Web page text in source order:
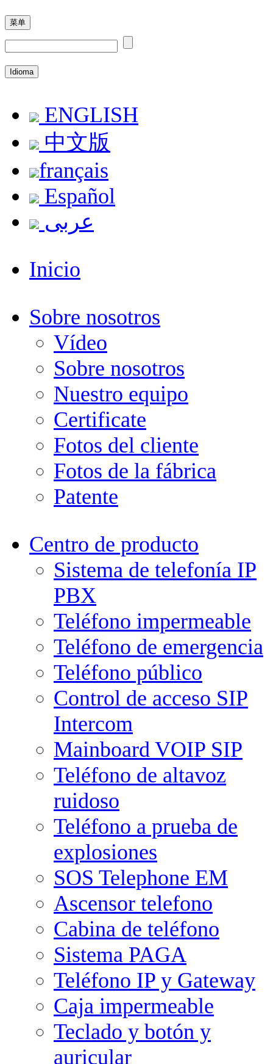
菜单
Idioma
ENGLISH
中文版
français
Español
عربى
Inicio
Sobre nosotros
Vídeo
Sobre nosotros
Nuestro equipo
Certificate
Fotos del cliente
Fotos de la fábrica
Patente
Centro de producto
Sistema de telefonía IP
PBX
Teléfono impermeable
Teléfono de emergencia
Teléfono público
Control de acceso SIP
Intercom
Mainboard VOIP SIP
Teléfono de altavoz
ruidoso
Teléfono a prueba de
explosiones
SOS Telephone EM
Ascensor telefono
Cabina de teléfono
Sistema PAGA
Teléfono IP y Gateway
Caja impermeable
Teclado y botón y
auricular